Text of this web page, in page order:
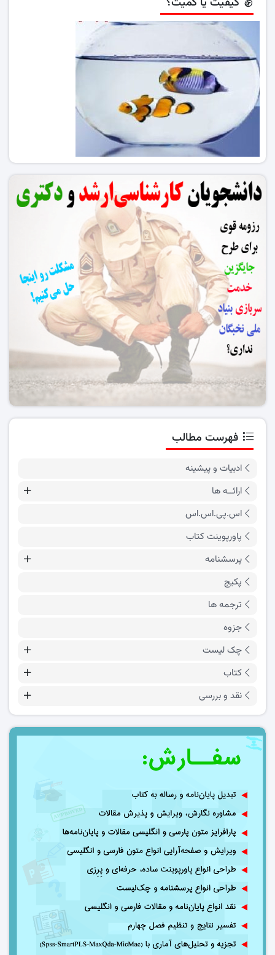
فهرست مطالب
ادبیات و پیشینه
ارائــه ها
اس.پی.اس.اس
پاورپوینت کتاب
پرسشنامه
پکیج
ترجمه ها
جزوه
چک لیست
کتاب
نقد و بررسی